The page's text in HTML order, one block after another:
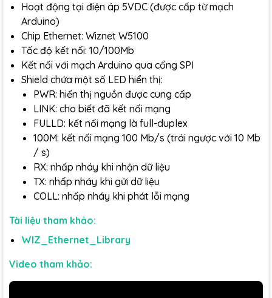
Hoạt động tại điện áp 5VDC (được cấp từ mạch
Arduino)
Chip Ethernet: Wiznet W5100
Tốc độ kết nối: 10/100Mb
Kết nối với mạch Arduino qua cổng SPI
Shield chứa một số LED hiển thị:
PWR: hiển thị nguồn được cung cấp
LINK: cho biết đã kết nối mạng
FULLD: kết nối mạng là full-duplex
100M: kết nối mạng 100 Mb/s (trái ngược với 10 Mb
/ s)
RX: nhấp nháy khi nhận dữ liệu
TX: nhấp nháy khi gửi dữ liệu
COLL: nhấp nháy khi phát lỗi mạng
Tài liệu tham khảo:
WIZ_Ethernet_Library
Video tham khảo: